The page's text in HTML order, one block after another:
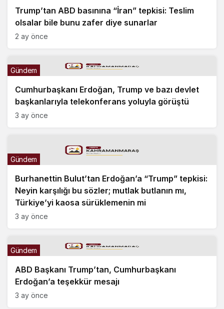
Trump’tan ABD basınına “İran” tepkisi: Teslim
olsalar bile bunu zafer diye sunarlar
2 ay önce
Cumhurbaşkanı Erdoğan, Trump ve bazı devlet
başkanlarıyla telekonferans yoluyla görüştü
Gündem
3 ay önce
Burhanettin Bulut’tan Erdoğan’a “Trump” tepkisi:
Neyin karşılığı bu sözler; mutlak butlanın mı,
Türkiye’yi kaosa sürüklemenin mi
Gündem
3 ay önce
ABD Başkanı Trump’tan, Cumhurbaşkanı
Erdoğan’a teşekkür mesajı
Gündem
3 ay önce